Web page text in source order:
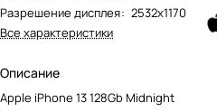
Разрешение дисплея: 2532x1170
Все характеристики
Описание
Apple iPhone 13 128Gb Midnight